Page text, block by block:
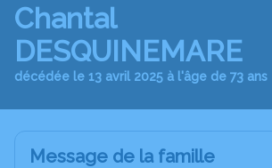
Chantal
DESQUINEMARE
décédée le 13 avril 2025 à l'âge de 73 ans
Message de la famille